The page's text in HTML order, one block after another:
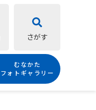
さがす
むなかた
フォトギャラリー